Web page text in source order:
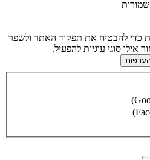
שמורות
כדי להבטיח את תפקוד האתר ולשפר
סוגי עוגיות להפעיל.